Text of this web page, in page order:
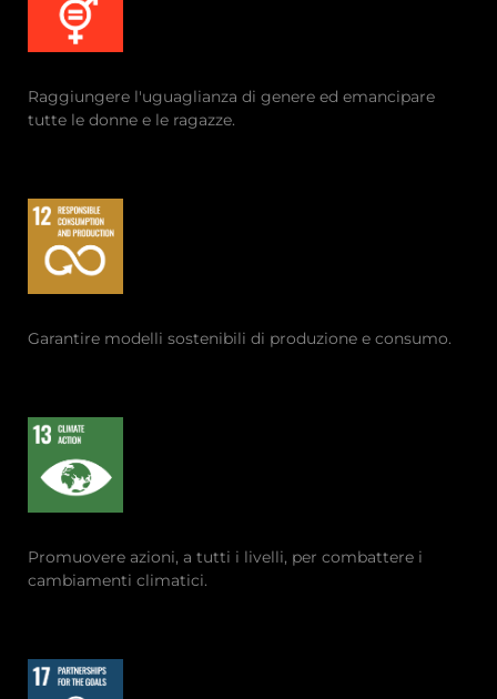
Raggiungere l'uguaglianza di genere ed emancipare
tutte le donne e le ragazze.
Garantire modelli sostenibili di produzione e consumo.
Promuovere azioni, a tutti i livelli, per combattere i
cambiamenti climatici.